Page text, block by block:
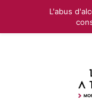
L'abus